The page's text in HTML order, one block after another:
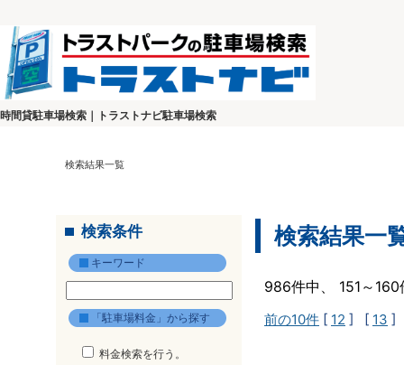
時間貸駐車場検索｜トラストナビ駐車場検索
検索結果一覧
検索条件
キーワード
「駐車場料金」から探す
料金検索を行う。
検索結果一
986件中、 151～
前の10件 [ 12 ] [ 13 ]